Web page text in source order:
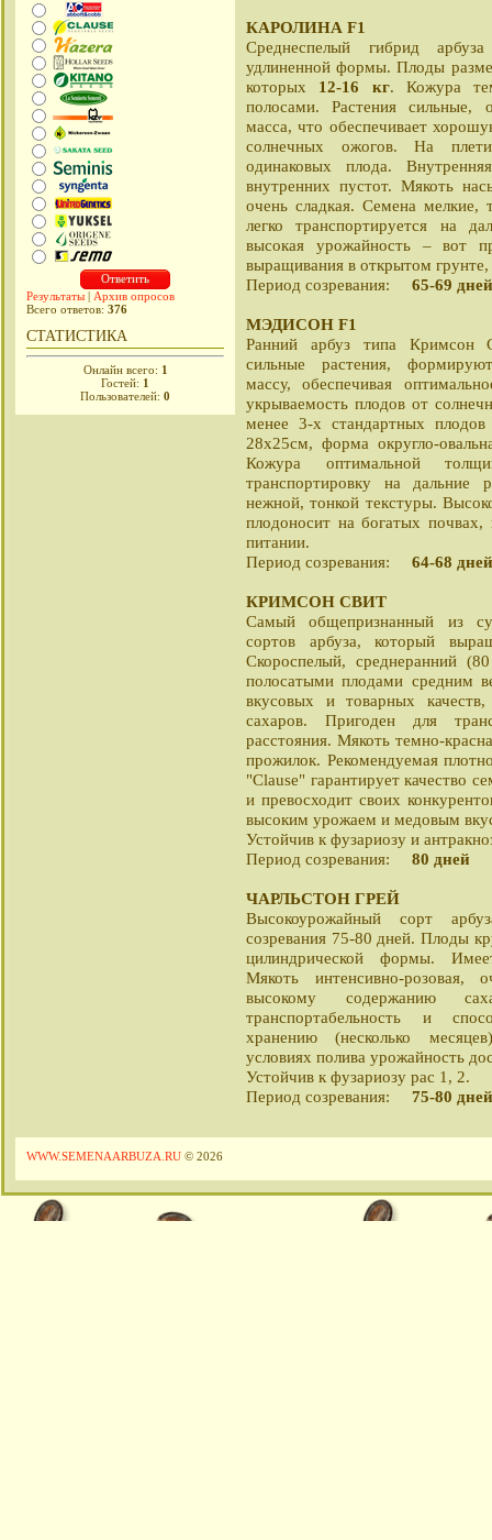
Результаты | Архив опросов
Всего ответов: 376
СТАТИСТИКА
Онлайн всего: 1
Гостей: 1
Пользователей: 0
КАРОЛИНА F1
Среднеспелый гибрид
удлиненной формы. Плоды
которых 12-16 кг. Кожура
полосами. Растения сильные,
масса, что обеспечивает
солнечных ожогов. На
одинаковых плода.
внутренних пустот. Мякоть
очень сладкая. Семена мелкие,
легко транспортируется на
высокая урожайность – вот
выращивания в открытом
Период созревания: 65-69 дней
МЭДИСОН F1
Ранний арбуз типа Кримсон
сильные растения,
массу, обеспечивая
укрываемость плодов от
менее 3-х стандартных
28х25см, форма округло-
Кожура оптимальной
транспортировку на дальние
нежной, тонкой текстуры.
плодоносит на богатых
питании.
Период созревания: 64-68 дней
КРИМСОН СВИТ
Самый общепризнанный из
сортов арбуза, который
Скороспелый, среднеранний
полосатыми плодами средним
вкусовых и товарных
сахаров. Пригоден для
расстояния. Мякоть темно-
прожилок. Рекомендуемая
"Clause" гарантирует качество
и превосходит своих
высоким урожаем и медовым
Устойчив к фузариозу и
Период созревания: 80 дней
ЧАРЛЬСТОН ГРЕЙ
Высокоурожайный сорт
созревания 75-80 дней. Плоды
цилиндрической формы.
Мякоть интенсивно-розовая,
высокому содержанию
транспортабельность и
хранению (несколько
условиях полива урожайность
Устойчив к фузариозу рас 1, 2.
Период созревания: 75-80 дней
WWW.SEMENAARBUZA.RU © 2026